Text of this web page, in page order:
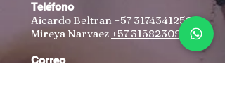
Teléfono
Aicardo Beltran +57 3174341259
Mireya Narvaez +57 3158230960
Correo